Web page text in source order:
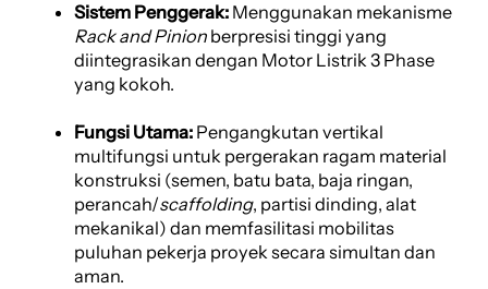
Sistem Penggerak: Menggunakan mekanisme
Rack and Pinion berpresisi tinggi yang
diintegrasikan dengan Motor Listrik 3 Phase
yang kokoh.
Fungsi Utama: Pengangkutan vertikal
multifungsi untuk pergerakan ragam material
konstruksi (semen, batu bata, baja ringan,
perancah/scaffolding, partisi dinding, alat
mekanikal) dan memfasilitasi mobilitas
puluhan pekerja proyek secara simultan dan
aman.